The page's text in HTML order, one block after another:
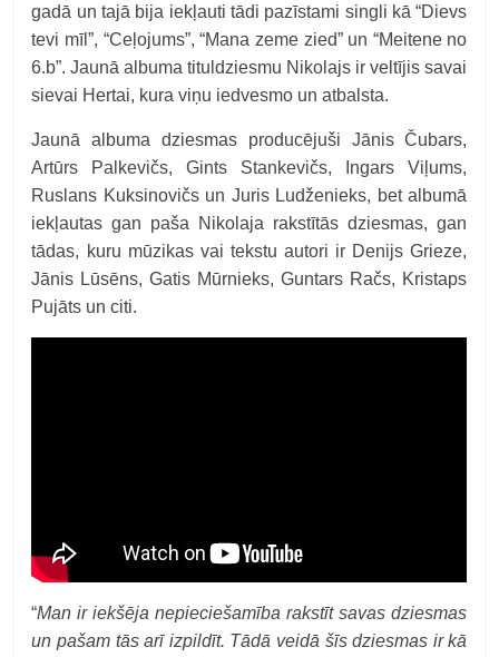
gadā un tajā bija iekļauti tādi pazīstami singli kā “Dievs
tevi mīl”, “Ceļojums”, “Mana zeme zied” un “Meitene no
6.b”. Jaunā albuma tituldziesmu Nikolajs ir veltījis savai
sievai Hertai, kura viņu iedvesmo un atbalsta.
Jaunā albuma dziesmas producējuši Jānis Čubars,
Artūrs Palkevičs, Gints Stankevičs, Ingars Viļums,
Ruslans Kuksinovičs un Juris Ludženieks, bet albumā
iekļautas gan paša Nikolaja rakstītās dziesmas, gan
tādas, kuru mūzikas vai tekstu autori ir Denijs Grieze,
Jānis Lūsēns, Gatis Mūrnieks, Guntars Račs, Kristaps
Pujāts un citi.
“Man ir iekšēja nepieciešamība rakstīt savas dziesmas
un pašam tās arī izpildīt. Tādā veidā šīs dziesmas ir kā